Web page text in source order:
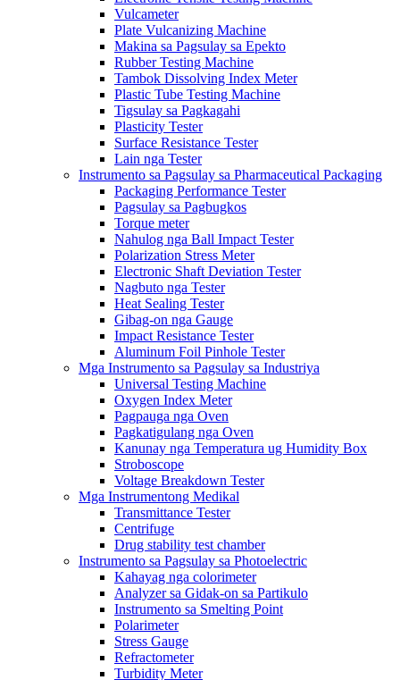
Vulcameter
Plate Vulcanizing Machine
Makina sa Pagsulay sa Epekto
Rubber Testing Machine
Tambok Dissolving Index Meter
Plastic Tube Testing Machine
Tigsulay sa Pagkagahi
Plasticity Tester
Surface Resistance Tester
Lain nga Tester
Instrumento sa Pagsulay sa Pharmaceutical Packaging
Packaging Performance Tester
Pagsulay sa Pagbugkos
Torque meter
Nahulog nga Ball Impact Tester
Polarization Stress Meter
Electronic Shaft Deviation Tester
Nagbuto nga Tester
Heat Sealing Tester
Gibag-on nga Gauge
Impact Resistance Tester
Aluminum Foil Pinhole Tester
Mga Instrumento sa Pagsulay sa Industriya
Universal Testing Machine
Oxygen Index Meter
Pagpauga nga Oven
Pagkatigulang nga Oven
Kanunay nga Temperatura ug Humidity Box
Stroboscope
Voltage Breakdown Tester
Mga Instrumentong Medikal
Transmittance Tester
Centrifuge
Drug stability test chamber
Instrumento sa Pagsulay sa Photoelectric
Kahayag nga colorimeter
Analyzer sa Gidak-on sa Partikulo
Instrumento sa Smelting Point
Polarimeter
Stress Gauge
Refractometer
Turbidity Meter